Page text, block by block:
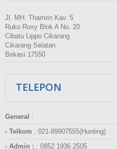
Jl. MH. Thamrin Kav. 5
Ruko Roxy Blok A No. 20
Cibatu Lippo Cikarang
Cikarang Selatan
Bekasi 17550
TELEPON
General :
- Telkom : 021-89907555(Hunting)
- Admin : : 0852 1936 2505